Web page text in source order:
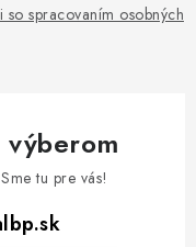
so spracovaním osobných
výberom
tu pre vás!